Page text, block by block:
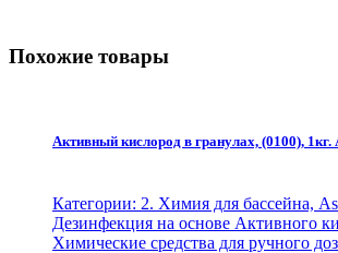
Похожие товары
Активный кислород в гранулах, (0100),
Категории: 2. Химия для бассейна,
Дезинфекция на основе Активного
Химические средства для ручного